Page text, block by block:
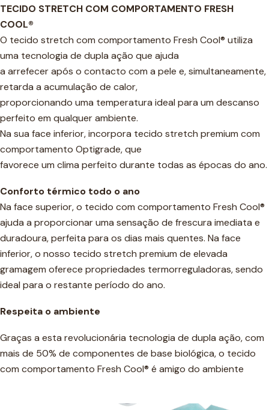
TECIDO STRETCH COM COMPORTAMENTO FRESH
COOL®
O tecido stretch com comportamento Fresh Cool® utiliza
uma tecnologia de dupla ação que ajuda
a arrefecer após o contacto com a pele e, simultaneamente,
retarda a acumulação de calor,
proporcionando uma temperatura ideal para um descanso
perfeito em qualquer ambiente.
Na sua face inferior, incorpora tecido stretch premium com
comportamento Optigrade, que
favorece um clima perfeito durante todas as épocas do ano.
Conforto térmico todo o ano
Na face superior, o tecido com comportamento Fresh Cool®
ajuda a proporcionar uma sensação de frescura imediata e
duradoura, perfeita para os dias mais quentes. Na face
inferior, o nosso tecido stretch premium de elevada
gramagem oferece propriedades termorreguladoras, sendo
ideal para o restante período do ano.
Respeita o ambiente
Graças a esta revolucionária tecnologia de dupla ação, com
mais de 50% de componentes de base biológica, o tecido
com comportamento Fresh Cool® é amigo do ambiente